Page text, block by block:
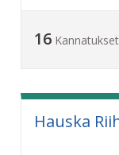
16 Kannatukset
Hauska